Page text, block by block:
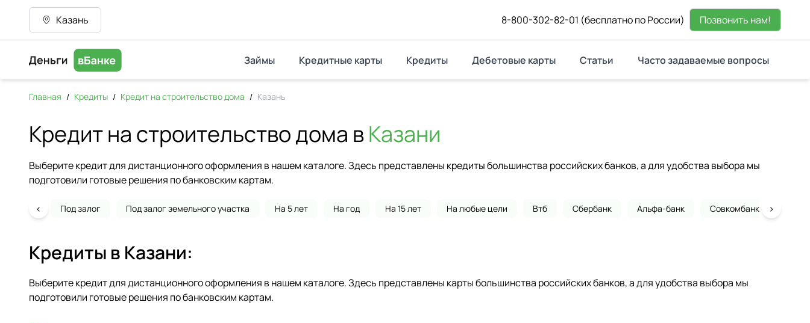
Казань 8-800-302-82-01 (бесплатно по России) Позвонить нам!
Займы Кредитные карты Кредиты Дебетовые карты Статьи Часто задаваемые вопросы
Главная / Кредиты / Кредит на строительство дома / Казань
Кредит на строительство дома вКазани
Выберите кредит для дистанционного оформления в нашем каталоге. Здесь представлены кредиты большинства российских банков, а для удобства выбора мы
подготовили готовые решения по банковским картам.
Под залог Под залог земельного участка На 5 лет На год На 15 лет На любые цели Втб Сбербанк Альфа-банк Совкомбанк
‹ ›
Кредиты в Казани:
Выберите кредит для дистанционного оформления в нашем каталоге. Здесь представлены карты большинства российских банков, а для удобства выбора мы
подготовили готовые решения по банковским картам.